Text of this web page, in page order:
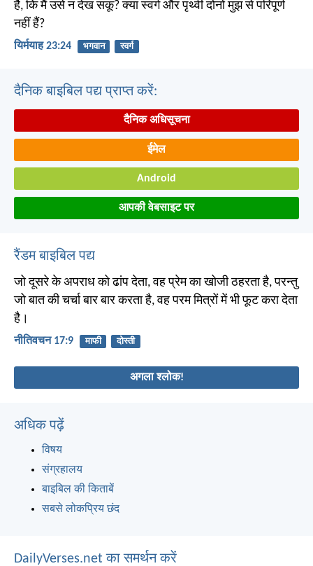
है, कि मैं उसे न देख सकूं? क्या स्वर्ग और पृथ्वी दोनों मुझ से परिपूर्ण
नहीं हैं?
यिर्मयाह 23:24 भगवान स्वर्ग
दैनिक बाइबिल पद्य प्राप्त करें:
दैनिक अधिसूचना
ईमेल
Android
आपकी वेबसाइट पर
रैंडम बाइबिल पद्य
जो दूसरे के अपराध को ढांप देता, वह प्रेम का खोजी ठहरता है, परन्तु
जो बात की चर्चा बार बार करता है, वह परम मित्रों में भी फूट करा देता
है।
नीतिवचन 17:9 माफी दोस्ती
अगला श्लोक!
अधिक पढ़ें
विषय
संग्रहालय
बाइबिल की किताबें
सबसे लोकप्रिय छंद
DailyVerses.net का समर्थन करें